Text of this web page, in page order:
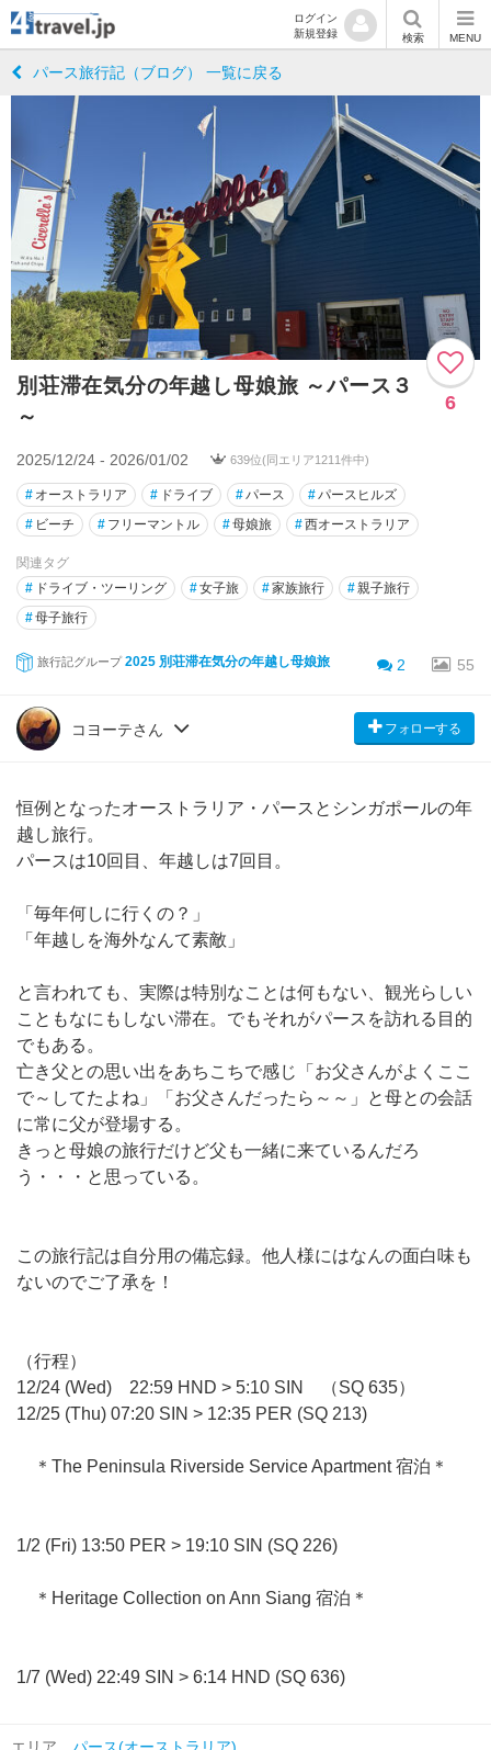
ログイン
新規登録
検索 MENU
パース旅行記（ブログ） 一覧に戻る
別荘滞在気分の年越し母娘旅 ～パース３
～
6
2025/12/24 - 2026/01/02 639位(同エリア1211件中)
# オーストラリア # ドライブ # パース # パースヒルズ
# ビーチ # フリーマントル #母娘旅 #西オーストラリア
関連タグ
# ドライブ・ツーリング #女子旅 #家族旅行 #親子旅行
#母子旅行
旅行記グループ 2025 別荘滞在気分の年越し母娘旅 2 55
コヨーテさん フォローする
恒例となったオーストラリア・パースとシンガポールの年
越し旅行。
パースは10回目、年越しは7回目。
「毎年何しに行くの？」
「年越しを海外なんて素敵」
と言われても、実際は特別なことは何もない、観光らしい
こともなにもしない滞在。でもそれがパースを訪れる目的
でもある。
亡き父との思い出をあちこちで感じ「お父さんがよくここ
で～してたよね」「お父さんだったら～～」と母との会話
に常に父が登場する。
きっと母娘の旅行だけど父も一緒に来ているんだろ
う・・・と思っている。
この旅行記は自分用の備忘録。他人様にはなんの面白味も
ないのでご了承を！
（行程）
12/24 (Wed) 22:59 HND > 5:10 SIN （SQ 635）
12/25 (Thu) 07:20 SIN > 12:35 PER (SQ 213)
＊The Peninsula Riverside Service Apartment 宿泊＊
1/2 (Fri) 13:50 PER > 19:10 SIN (SQ 226)
＊Heritage Collection on Ann Siang 宿泊＊
1/7 (Wed) 22:49 SIN > 6:14 HND (SQ 636)
エリア パース(オーストラリア)